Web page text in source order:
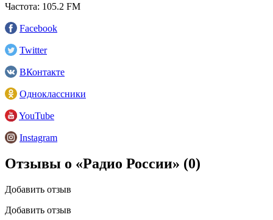
Частота: 105.2 FM
Facebook
Twitter
ВКонтакте
Одноклассники
YouTube
Instagram
Отзывы о «Радио России» (0)
Добавить отзыв
Добавить отзыв